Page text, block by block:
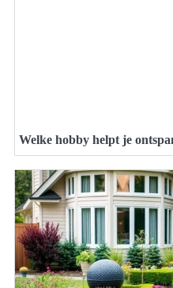
Welke hobby helpt je